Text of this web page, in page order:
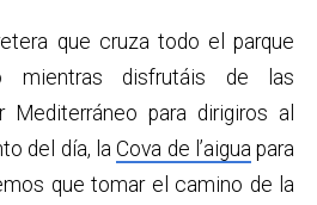
que cruza todo el parque
mientras disfrutáis de las
Mediterráneo para dirigiros al
del día, laCova de l’aigua para
que tomar el camino de la